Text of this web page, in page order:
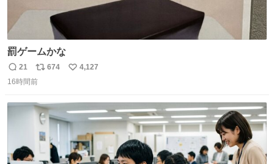
罰ゲームかな
返
信
21
リ
ポ
ト
数
674
い
数
4,127
16時間前